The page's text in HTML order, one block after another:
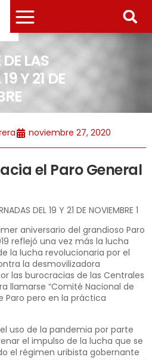
LAS
Y 21 DE
noviembre 27, 2020
el Paro General
aniversario del grandioso Paro
reflejó una vez más la lucha
la lucha revolucionaria por el
la desmovilizadora
las burocracias de las Centrales
llamarse “Comité Nacional de
Paro pero en la práctica
uso de la pandemia por parte
el impulso de la lucha que se
el régimen uribista gobernante